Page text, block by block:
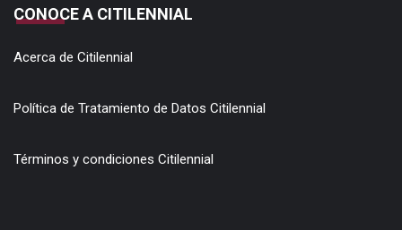
CONOCE A CITILENNIAL
Acerca de Citilennial
Política de Tratamiento de Datos Citilennial
Términos y condiciones Citilennial